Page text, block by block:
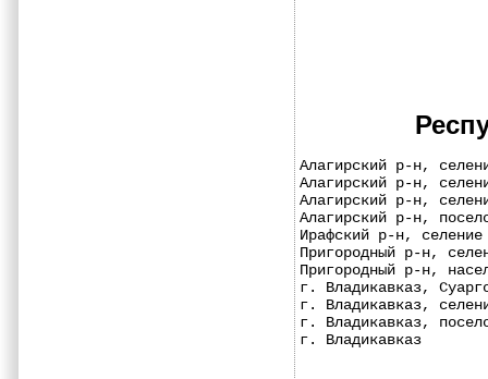
Алагирский р-н,
Алагирский р-н,
Алагирский р-н,
Алагирский р-н,
Ирафский р-н,
Пригородный р-н,
Пригородный р-н,
г. Владикавказ,
г. Владикавказ,
г. Владикавказ,
г. Владикавказ